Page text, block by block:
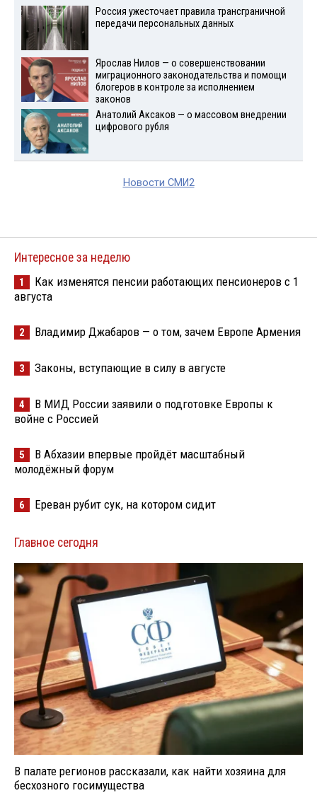
Россия ужесточает правила трансграничной
передачи персональных данных
Ярослав Нилов — о совершенствовании
миграционного законодательства и помощи
блогеров в контроле за исполнением
законов
Анатолий Аксаков — о массовом внедрении
цифрового рубля
Новости СМИ2
Интересное за неделю
1
Как изменятся пенсии работающих пенсионеров с 1
августа
2 Владимир Джабаров — о том, зачем Европе Армения
3 Законы, вступающие в силу в августе
4
В МИД России заявили о подготовке Европы к
войне с Россией
5
В Абхазии впервые пройдёт масштабный
молодёжный форум
6 Ереван рубит сук, на котором сидит
Главное сегодня
В палате регионов рассказали, как найти хозяина для
бесхозного госимущества